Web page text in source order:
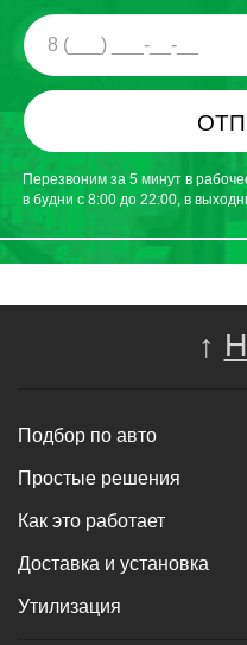
Перезвоним за 5 минут в
в будни с 8:00 до 22:00, в
↑
Подбор по авто
Простые решения
Как это работает
Доставка и установка
Утилизация